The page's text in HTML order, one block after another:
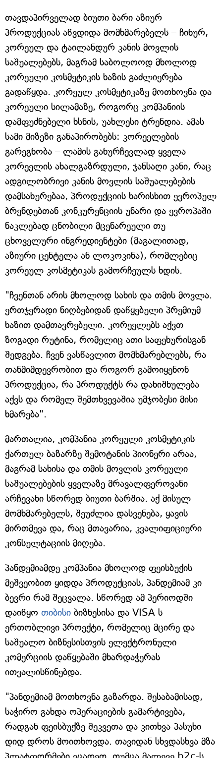
თავდაპირველად ბიუთი ბარი აზიურ
პროდუქციას აწვდიდა მომხმარებელს – ჩინურ,
კორეულ და ტაილანდურ კანის მოვლის
საშუალებებს, მაგრამ საბოლოოდ მხოლოდ
კორეული კოსმეტიკის ხაზის გაძლიერება
გადაწყდა. კორეულ კოსმეტიკაზე მოთხოვნა და
კორეული სილამაზე, როგორც კომპანიის
დამფუძნებელი ხსნის, უახლესი ტრენდია. ამას
სამი მიზეზი განაპირობებს: კორეელების
გარეგნობა – ლამის განურჩევლად ყველა
კორეელის ახალგაზრდული, ჯანსაღი კანი, რაც
ადგილობრივი კანის მოვლის საშუალებების
დამსახურებაა, პროდუქციის ხარისხით ევროპულ
ბრენდებთან კონკურენციის უნარი და ევროპაში
ნაკლებად ცნობილი მცენარეული თუ
ცხოველური ინგრედიენტები (მაგალითად,
აზიური ცენტელა ან ლოკოკინა), რომლებიც
კორეულ კოსმეტიკას გამორჩეულს ხდის.
"ჩვენთან არის მხოლოდ სახის და თმის მოვლა.
ერთჯერადი ნიღბებიდან დაწყებული პრემიუმ
ხაზით დამთავრებული. კორეელებს აქვთ
ზოგადი რუტინა, რომელიც ათი საფეხურისგან
შედგება. ჩვენ ვასწავლით მომხმარებლებს, რა
თანმიმდევრობით და როგორ გამოიყენონ
პროდუქცია, რა პროდუქტს რა დანიშნულება
აქვს და რომელ შემთხვევაშია უმჯობესი მისი
ხმარება".
მართალია, კომპანია კორეული კოსმეტიკის
ქართულ ბაზარზე შემოტანის პიონერი არაა,
მაგრამ სახისა და თმის მოვლის კორეული
საშუალებების ყველაზე მრავალფეროვანი
არჩევანი სწორედ ბიუთი ბარშია. აქ მისულ
მომხმარებელს, შეუძლია დასვენება, ყავის
მირთმევა და, რაც მთავარია, კვალიფიციური
კონსულტაციის მიღება.
პანდემიამდე კომპანია მხოლოდ ფეისბუქის
მეშვეობით ყიდდა პროდუქციას, პანდემიამ კი
ბევრი რამ შეცვალა. სწორედ ამ პერიოდში
დაიწყო თიბისი ბიზნესისა და VISA-ს
ერთობლივი პროექტი, რომელიც მცირე და
საშუალო ბიზნესისთვის ელექტრონული
კომერციის დაწყებაში მხარდაჭერას
ითვალისწინებდა.
"პანდემიამ მოთხოვნა გაზარდა. შესაბამისად,
საჭირო გახდა ოპერაციების გამარტივება,
რადგან ფეისბუქზე შეკვეთა და კითხვა-პასუხი
დიდ დროს მოითხოვდა. თავიდან სხვდასხვა მზა